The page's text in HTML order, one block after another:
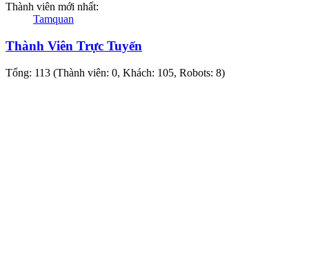
Thành viên mới nhất:
Tamquan
Thành Viên Trực Tuyến
Tổng: 113 (Thành viên: 0, Khách: 105, Robots: 8)